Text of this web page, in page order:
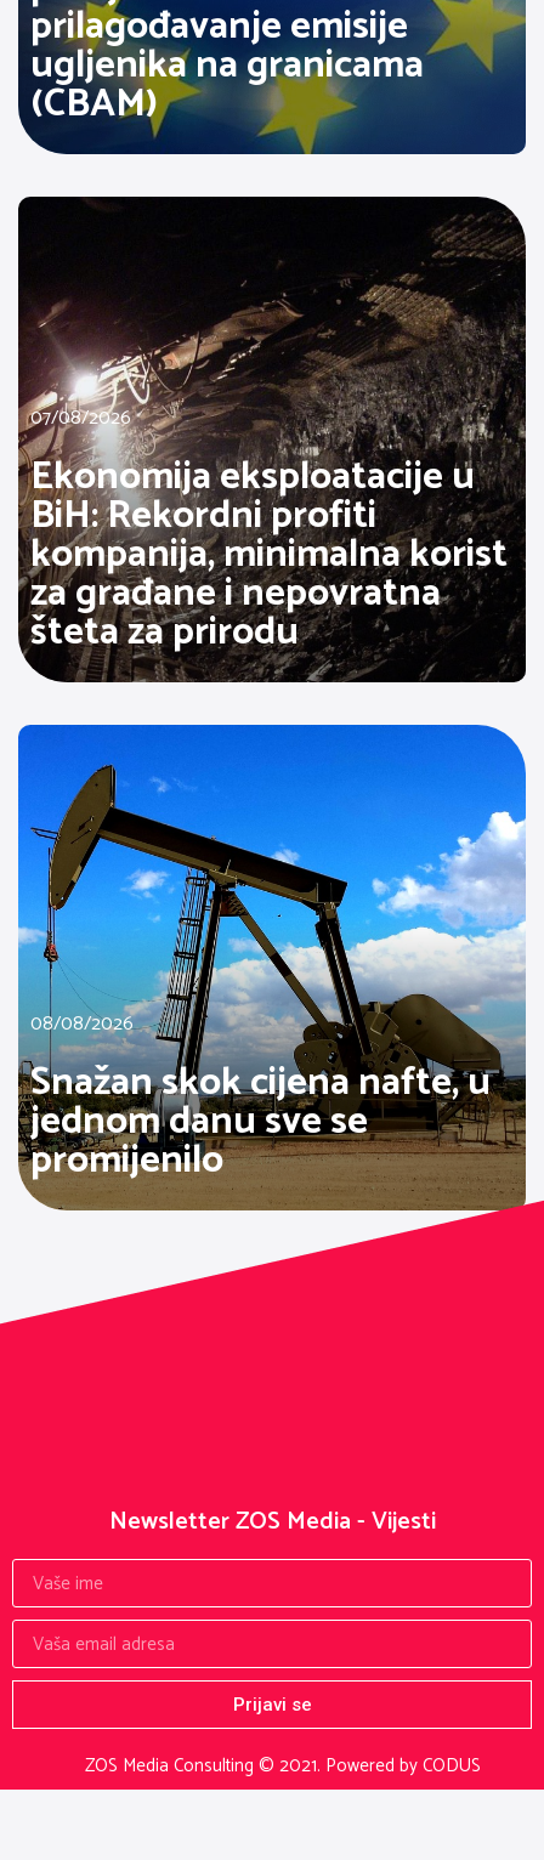
prilagođavanje emisije
ugljenika na granicama
(CBAM)
07/08/2026
Ekonomija eksploatacije u
BiH: Rekordni profiti
kompanija, minimalna korist
za građane i nepovratna
šteta za prirodu
08/08/2026
Snažan skok cijena nafte, u
jednom danu sve se
promijenilo
ZOS Media Consulting © 2021. Powered by CODUS
Newsletter ZOS Media - Vijesti
Prijavi se